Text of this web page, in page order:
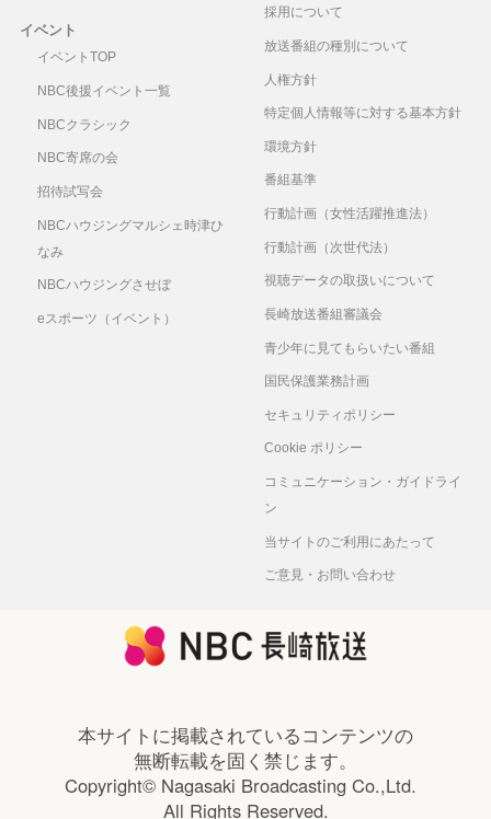
イベント
イベントTOP
NBC後援イベント一覧
NBCクラシック
NBC寄席の会
招待試写会
NBCハウジングマルシェ時津ひ
なみ
NBCハウジングさせぼ
eスポーツ（イベント）
採用について
放送番組の種別について
人権方針
特定個人情報等に対する基本方針
環境方針
番組基準
行動計画（女性活躍推進法）
行動計画（次世代法）
視聴データの取扱いについて
長崎放送番組審議会
青少年に見てもらいたい番組
国民保護業務計画
セキュリティポリシー
Cookie ポリシー
コミュニケーション・ガイドライ
ン
当サイトのご利用にあたって
ご意見・お問い合わせ
本サイトに掲載されているコンテンツの
無断転載を固く禁じます。
Copyright© Nagasaki Broadcasting Co.,Ltd.
All Rights Reserved.